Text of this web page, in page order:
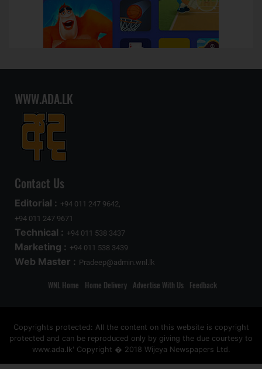
WWW.ADA.LK
Contact Us
Editorial : +94 011 247 9642,
+94 011 247 9671
Technical : +94 011 538 3437
Marketing : +94 011 538 3439
Web Master : Pradeep@admin.wnl.lk
WNL Home Home Delivery Advertise With Us Feedback
Copyrights protected: All the content on this website is copyright
protected and can be reproduced only by giving the due courtesy to
www.ada.lk' Copyright � 2018 Wijeya Newspapers Ltd.